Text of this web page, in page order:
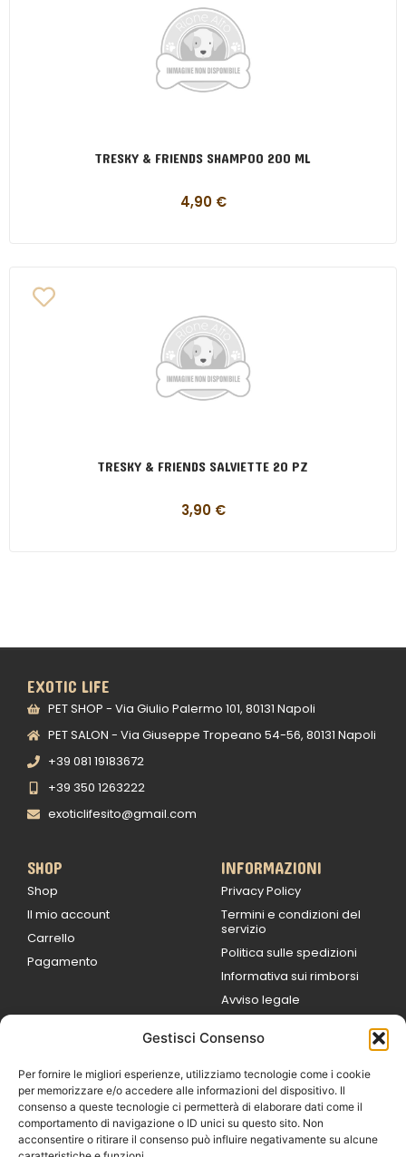
Gestisci Consenso
Per fornire le migliori esperienze, utilizziamo tecnologie come i cookie
per memorizzare e/o accedere alle informazioni del dispositivo. Il
consenso a queste tecnologie ci permetterà di elaborare dati come il
comportamento di navigazione o ID unici su questo sito. Non
acconsentire o ritirare il consenso può influire negativamente su alcune
TRESKY & FRIENDS SHAMPOO 200 ML
4,90 €
TRESKY & FRIENDS SALVIETTE 20 PZ
3,90 €
EXOTIC LIFE
PET SHOP - Via Giulio Palermo 101, 80131 Napoli
PET SALON - Via Giuseppe Tropeano 54-56, 80131 Napoli
+39 081 19183672
+39 350 1263222
exoticlifesito@gmail.com
SHOP
Shop
Il mio account
Carrello
Pagamento
INFORMAZIONI
Privacy Policy
Termini e condizioni del
servizio
Politica sulle spedizioni
Informativa sui rimborsi
Avviso legale
9:00
Sabato 09:00 /
14:00
16:30 /
Domenica